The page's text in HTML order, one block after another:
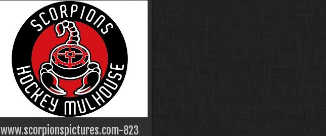
www.scorpionspictures.com-823